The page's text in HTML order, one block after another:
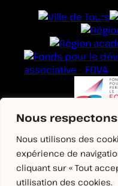
Nous
Nous utilisons des
expérience de
cliquant sur « Tout
utilisation des cookies.